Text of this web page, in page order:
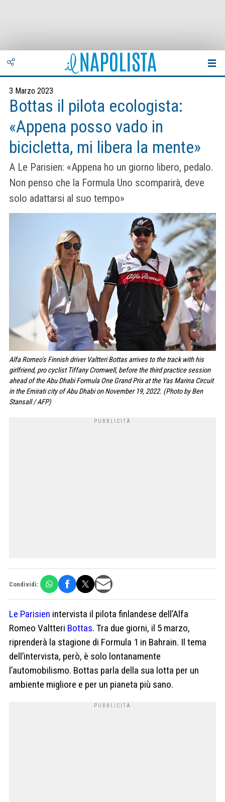
3 Marzo 2023
Bottas il pilota ecologista:
«Appena posso vado in
bicicletta, mi libera la mente»
A Le Parisien: «Appena ho un giorno libero, pedalo.
Non penso che la Formula Uno scomparirà, deve
solo adattarsi al suo tempo»
Alfa Romeo's Finnish driver Valtteri Bottas arrives to the track with his
girlfriend, pro cyclist Tiffany Cromwell, before the third practice session
ahead of the Abu Dhabi Formula One Grand Prix at the Yas Marina Circuit
in the Emirati city of Abu Dhabi on November 19, 2022. (Photo by Ben
Stansall / AFP)
Condividi:
Le Parisien intervista il pilota finlandese dell’Alfa
Romeo Valtteri Bottas. Tra due giorni, il 5 marzo,
riprenderà la stagione di Formula 1 in Bahrain. Il tema
dell’intervista, però, è solo lontanamente
l’automobilismo. Bottas parla della sua lotta per un
ambiente migliore e per un pianeta più sano.